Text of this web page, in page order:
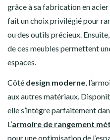
grâce à sa fabrication en
fait un choix privilégié pour
ou des outils précieux. Ensuite,
de ces meubles permettent
espaces.
Côté design moderne,
aux autres matériaux.
elle s’intègre parfaitement
L’armoire de rangement
pour une optimisation de